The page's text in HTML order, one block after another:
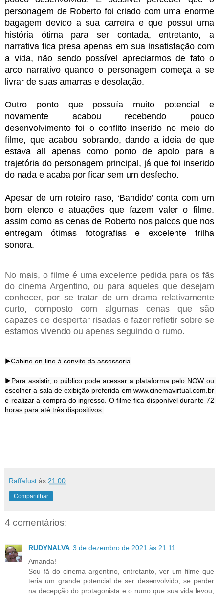
personagem de Roberto foi criado com uma enorme
bagagem devido a sua carreira e que possui uma
história ótima para ser contada, entretanto, a
narrativa fica presa apenas em sua insatisfação com
a vida, não sendo possível apreciarmos de fato o
arco narrativo quando o personagem começa a se
livrar de suas amarras e desolação.
Outro ponto que possuía muito potencial e
novamente acabou recebendo pouco
desenvolvimento foi o conflito inserido no meio do
filme, que acabou sobrando, dando a ideia de que
estava ali apenas como ponto de apoio para a
trajetória do personagem principal, já que foi inserido
do nada e acaba por ficar sem um desfecho.
Apesar de um roteiro raso, ‘Bandido’ conta com um
bom elenco e atuações que fazem valer o filme,
assim como as cenas de Roberto nos palcos que nos
entregam ótimas fotografias e excelente trilha
sonora.
No mais, o filme é uma excelente pedida para os fãs
do cinema Argentino, ou para aqueles que desejam
conhecer, por se tratar de um drama relativamente
curto, composto com algumas cenas que são
capazes de despertar risadas e fazer refletir sobre se
estamos vivendo ou apenas seguindo o rumo.
▶️Cabine on-line à convite da assessoria
▶️Para assistir, o público pode acessar a plataforma pelo NOW ou
escolher a sala de exibição preferida em www.cinemavirtual.com.br
e realizar a compra do ingresso. O filme fica disponível durante 72
horas para até três dispositivos.
Raffafust às 21:00
Compartilhar
4 comentários:
RUDYNALVA 3 de dezembro de 2021 às 21:11
Amanda!
Sou fã do cinema argentino, entretanto, ver um filme que
teria um grande potencial de ser desenvolvido, se perder
na decepção do protagonista e o rumo que sua vida levou,